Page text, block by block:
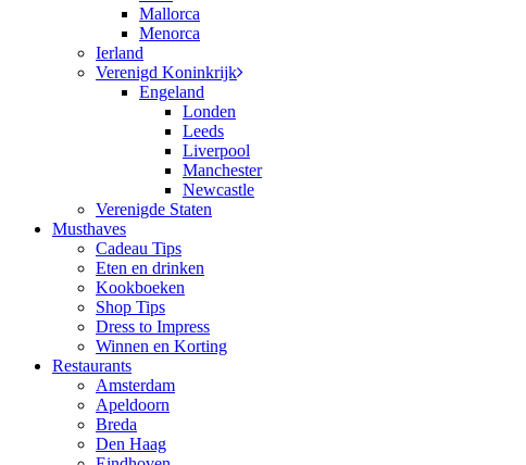
Mallorca
Menorca
Ierland
Verenigd Koninkrijk
Engeland
Londen
Leeds
Liverpool
Manchester
Newcastle
Verenigde Staten
Musthaves
Cadeau Tips
Eten en drinken
Kookboeken
Shop Tips
Dress to Impress
Winnen en Korting
Restaurants
Amsterdam
Apeldoorn
Breda
Den Haag